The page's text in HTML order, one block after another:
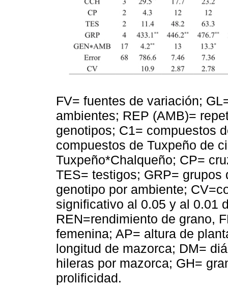
FV= fuentes de variación;
ambientes; REP (AMB)=
genotipos; C1= compuestos
compuestos de Tuxpeño de
Tuxpeño*Chalqueño; CP=
TES= testigos; GRP=
genotipo por ambiente;
significativo al 0.05 y al 0.01
REN=rendimiento de grano,
femenina; AP= altura de
longitud de mazorca; DM=
hileras por mazorca; GH=
prolificidad.